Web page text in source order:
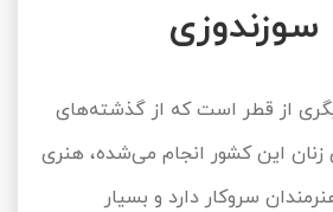
از قطر است که از گذشته‌های
زنان این کشور انجام می‌شده، هنری
سروکار دارد و بسیار